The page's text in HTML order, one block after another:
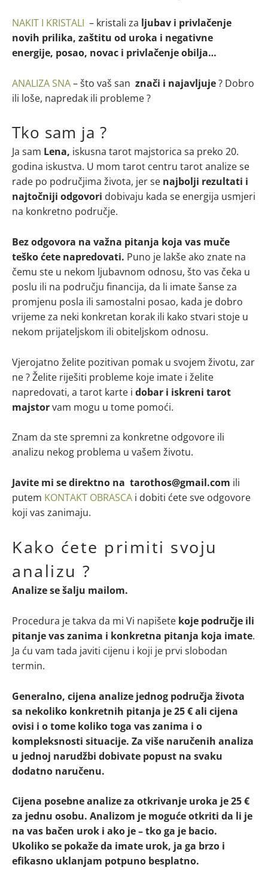
NAKIT I KRISTALI – kristali za ljubav i privlačenje
novih prilika, zaštitu od uroka i negativne
energije, posao, novac i privlačenje obilja…
ANALIZA SNA– što vaš san znači i najavljuje? Dobro
ili loše, napredak ili probleme ?
Tko sam ja ?
Ja sam Lena, iskusna tarot majstorica sa preko 20.
godina iskustva. U mom tarot centru tarot analize se
rade po područjima života, jer se najbolji rezultati i
najtočniji odgovori dobivaju kada se energija usmjeri
na konkretno područje.
Bez odgovora na važna pitanja koja vas muče
teško ćete napredovati. Puno je lakše ako znate na
čemu ste u nekom ljubavnom odnosu, što vas čeka u
poslu ili na području financija, da li imate šanse za
promjenu posla ili samostalni posao, kada je dobro
vrijeme za neki konkretan korak ili kako stvari stoje u
nekom prijateljskom ili obiteljskom odnosu.
Vjerojatno želite pozitivan pomak u svojem životu, zar
ne ? Želite riješiti probleme koje imate i želite
napredovati, a tarot karte i dobar i iskreni tarot
majstorvam mogu u tome pomoći.
Znam da ste spremni za konkretne odgovore ili
analizu nekog problema u vašem životu.
Javite mi se direktno na tarothos@gmail.com ili
putem KONTAKT OBRASCA i dobiti ćete sve odgovore
koji vas zanimaju.
Kako ćete primiti svoju
analizu ?
Analize se šalju mailom.
Procedura je takva da mi Vi napišete koje područje ili
pitanje vas zanima i konkretna pitanja koja imate.
Ja ću vam tada javiti cijenu i koji je prvi slobodan
termin.
Generalno, cijena analize jednog područja života
sa nekoliko konkretnih pitanja je 25 € ali cijena
ovisi i o tome koliko toga vas zanima i o
kompleksnosti situacije. Za više naručenih analiza
u jednoj narudžbi dobivate popust na svaku
dodatno naručenu.
Cijena posebne analize za otkrivanje uroka je 25 €
za jednu osobu. Analizom je moguće otkriti da li je
na vas bačen urok i ako je – tko ga je bacio.
Ukoliko se pokaže da imate urok, ja ga brzo i
efikasno uklanjam potpuno besplatno.